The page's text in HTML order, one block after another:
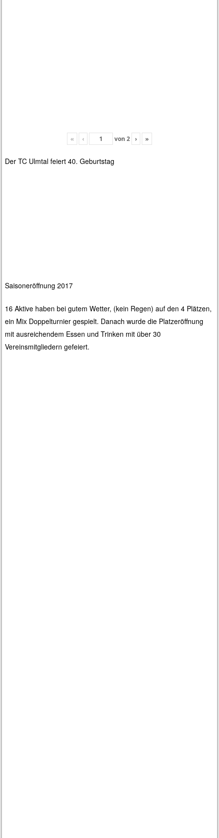
« ‹ von 2 › »
Der TC Ulmtal feiert 40. Geburtstag
Saisoneröffnung 2017
16 Aktive haben bei gutem Wetter, (kein Regen) auf den 4 Plätzen,
ein Mix Doppelturnier gespielt. Danach wurde die Platzeröffnung
mit ausreichendem Essen und Trinken mit über 30
Vereinsmitgliedern gefeiert.